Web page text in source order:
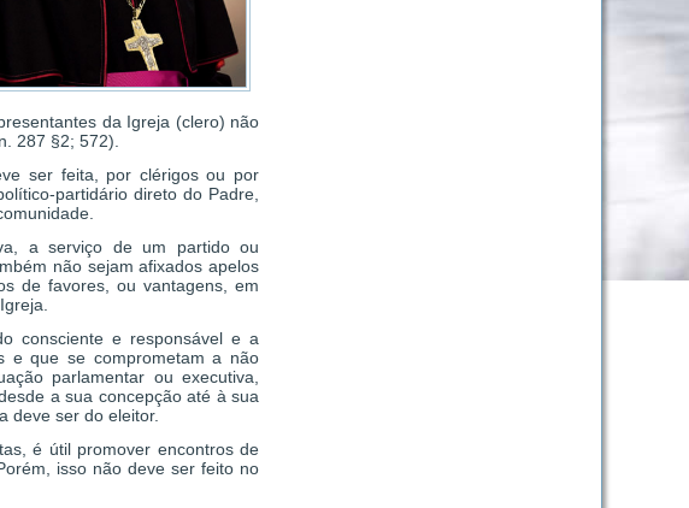
da Igreja (clero) não
287 §2; 572).
ser feita, por clérigos ou por
partidário direto do Padre,
a serviço de um partido ou
não sejam afixados apelos
de favores, ou vantagens, em
consciente e responsável e a
e que se comprometam a não
parlamentar ou executiva,
a sua concepção até à sua
deve ser do eleitor.
é útil promover encontros de
isso não deve ser feito no